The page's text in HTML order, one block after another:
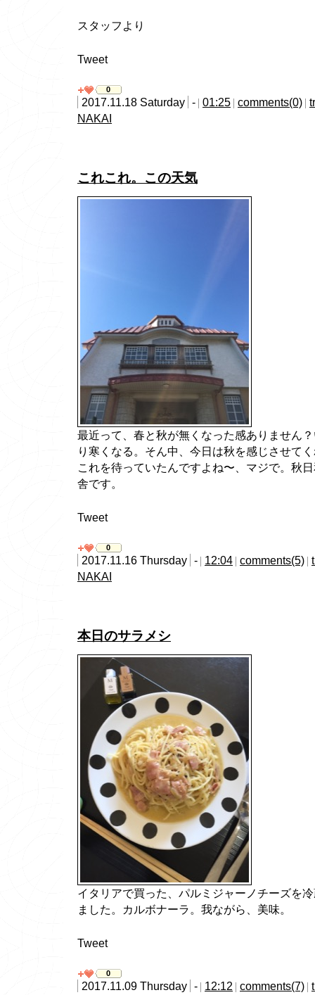
スタッフより
Tweet
0
2017.11.18 Saturday - 01:25 comments(0)
NAKAI
これこれ。この天気
最近って、春と秋が無くなった感ありません
り寒くなる。そん中、今日は秋を感じさせて
これを待っていたんですよね〜、マジで。秋
舎です。
Tweet
0
2017.11.16 Thursday - 12:04 comments(5)
NAKAI
本日のサラメシ
イタリアで買った、パルミジャーノチーズを
ました。カルボナーラ。我ながら、美味。
Tweet
0
2017.11.09 Thursday - 12:12 comments(7)